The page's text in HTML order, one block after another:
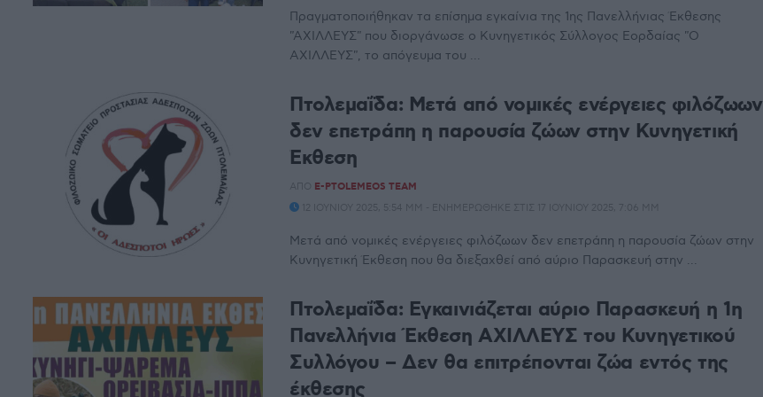
Πραγματοποιήθηκαν τα επίσημα εγκαίνια της 1ης Πανελλήνιας Έκθεσης
"ΑΧΙΛΛΕΥΣ" που διοργάνωσε ο Κυνηγετικός Σύλλογος Εορδαίας "Ο
ΑΧΙΛΛΕΥΣ", το απόγευμα του ...
Πτολεμαΐδα: Μετά από νομικές ενέργειες φιλόζωων
δεν επετράπη η παρουσία ζώων στην Κυνηγετική
Έκθεση
ΑΠΌ E-PTOLEMEOS TEAM
12 ΙΟΥΝΊΟΥ 2025, 5:54 ΜΜ - ΕΝΗΜΕΡΏΘΗΚΕ ΣΤΙΣ 17 ΙΟΥΝΊΟΥ 2025, 7:06 ΜΜ
Μετά από νομικές ενέργειες φιλόζωων δεν επετράπη η παρουσία ζώων στην
Κυνηγετική Έκθεση που θα διεξαχθεί από αύριο Παρασκευή στην ...
Πτολεμαΐδα: Εγκαινιάζεται αύριο Παρασκευή η 1η
Πανελλήνια Έκθεση ΑΧΙΛΛΕΥΣ του Κυνηγετικού
Συλλόγου – Δεν θα επιτρέπονται ζώα εντός της
έκθεσης